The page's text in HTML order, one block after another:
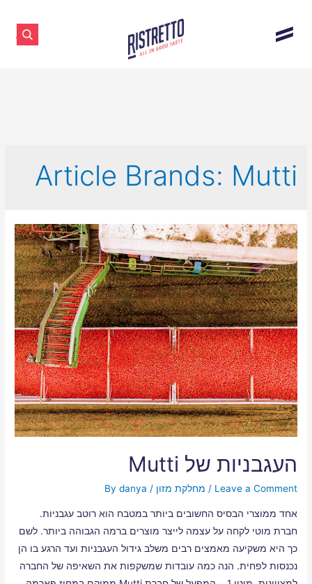
Article Brands: Mutti
העגבניות של Mutti
Leave a Comment
/ מחלקת מזון / By
danya
אחד ממוצרי הבסיס החשובים ביותר במטבח הוא רוטב עגבניות.
חברת מוטי לקחה על עצמה לייצר מוצרים ברמה הגבוהה ביותר. לשם
כך היא משקיעה מאמצים רבים משלב גידול העגבניות ועד הרגע בו הן
נכנסות לפחית. הנה כמה עובדות שמשקפות את השאיפה של החברה